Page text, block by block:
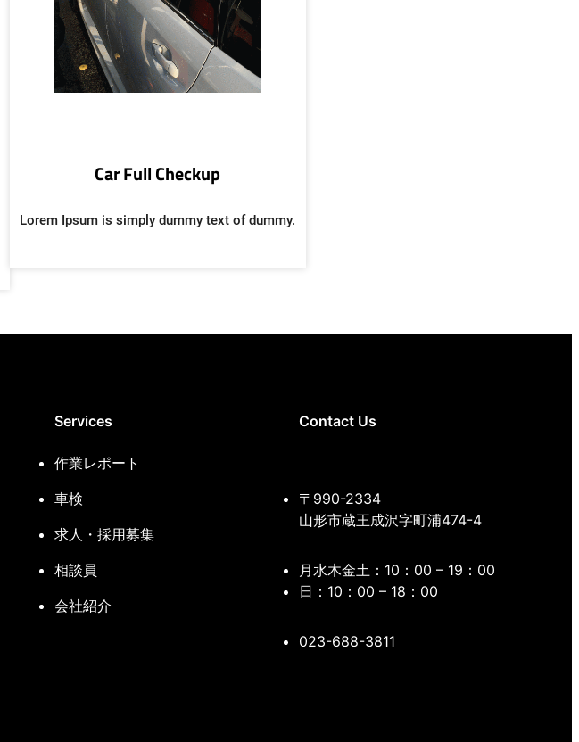
Car Full Checkup
Lorem Ipsum is simply dummy text of dummy.
Services
作業レポート
車検
求人・採用募集
相談員
会社紹介
Contact Us
〒990-2334
山形市蔵王成沢字町浦474-4
月水木金土：10：00 – 19：00
日：10：00 – 18：00
023-688-3811